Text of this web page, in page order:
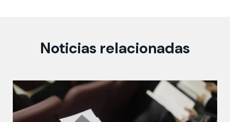
Noticias relacionadas